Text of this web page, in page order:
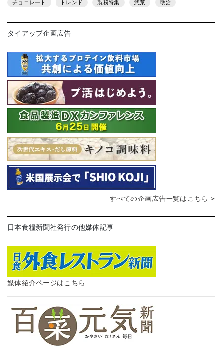
チョコレート トレンド 製粉特集 惣菜 明治
タイアップ企画広告
すべての企画広告一覧はこちら >
日本食糧新聞社発行の他媒体記事
媒体紹介ページはこちら